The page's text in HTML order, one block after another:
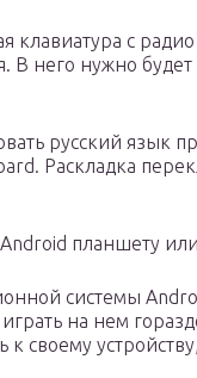
клавиатура с
В него нужно
русский язык
Раскладка
планшету
системы
на нем
к своему